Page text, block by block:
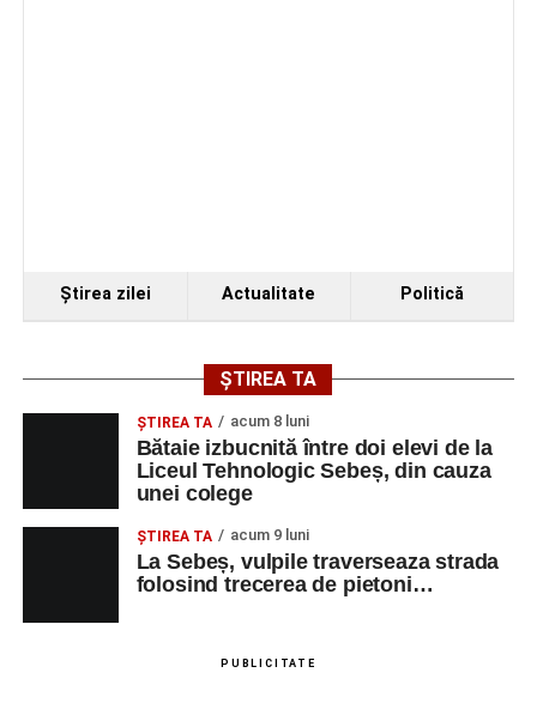
Ştirea zilei Actualitate Politică
ȘTIREA TA
ŞTIREA TA acum 8 luni
Bătaie izbucnită între doi elevi de la
Liceul Tehnologic Sebeș, din cauza
unei colege
ŞTIREA TA acum 9 luni
La Sebeș, vulpile traverseaza strada
folosind trecerea de pietoni…
PUBLICITATE